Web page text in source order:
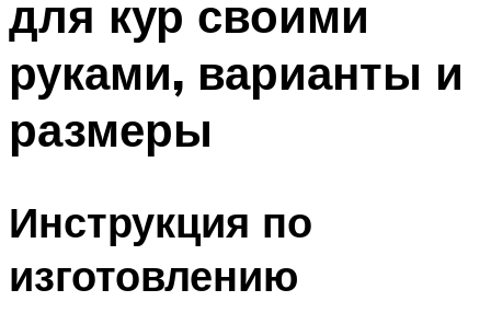
для кур своими
руками, варианты и
размеры
Инструкция по
изготовлению